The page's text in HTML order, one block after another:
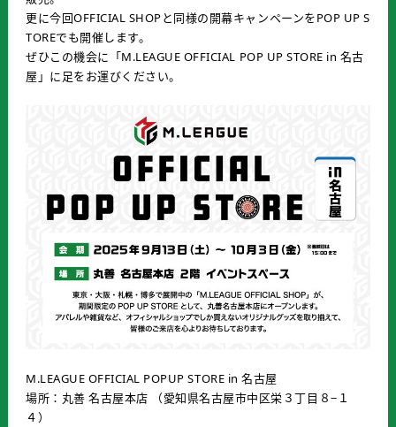
更に今回OFFICIAL SHOPと同様の開幕キャンペーンをPOP UP S
TOREでも開催します。
ぜひこの機会に「M.LEAGUE OFFICIAL POP UP STORE in 名古
屋」に足をお運びください。
M.LEAGUE OFFICIAL POPUP STORE in 名古屋
場所：丸善 名古屋本店 （愛知県名古屋市中区栄３丁目８−１
４）